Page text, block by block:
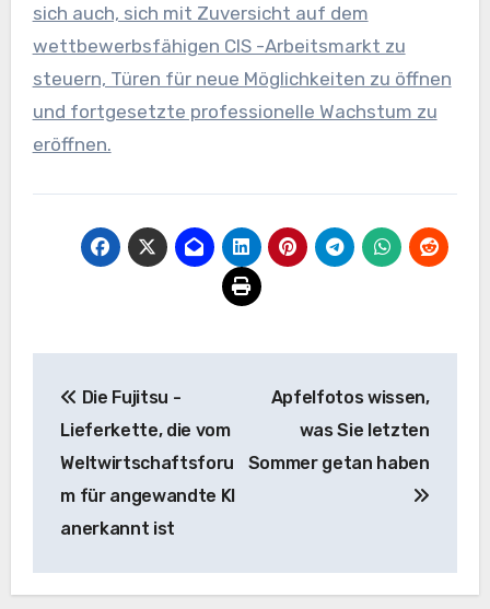
sich auch, sich mit Zuversicht auf dem
wettbewerbsfähigen CIS -Arbeitsmarkt zu
steuern, Türen für neue Möglichkeiten zu öffnen
und fortgesetzte professionelle Wachstum zu
eröffnen.
Navigation
Die Fujitsu -
Lieferkette, die vom
Weltwirtschaftsforu
m für angewandte KI
anerkannt ist
Apfelfotos wissen,
was Sie letzten
Sommer getan haben